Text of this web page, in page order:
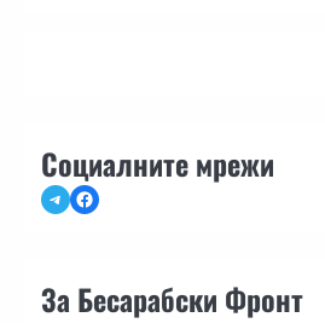
Социалните мрежи
TelegramFacebook
За Бесарабски Фронт